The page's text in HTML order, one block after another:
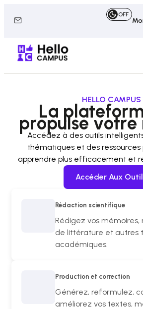
OFF
HELLO CAMPUS
La p atefor
propulse votre
Accédez à des outils
thématiques et des ressources
apprendre plus efficacement et
Accéder Aux
Rédaction scientifique
Rédigez vos mémoires,
de littérature et autres
académiques.
Production et correction
Générez, reformulez,
améliorez vos textes,